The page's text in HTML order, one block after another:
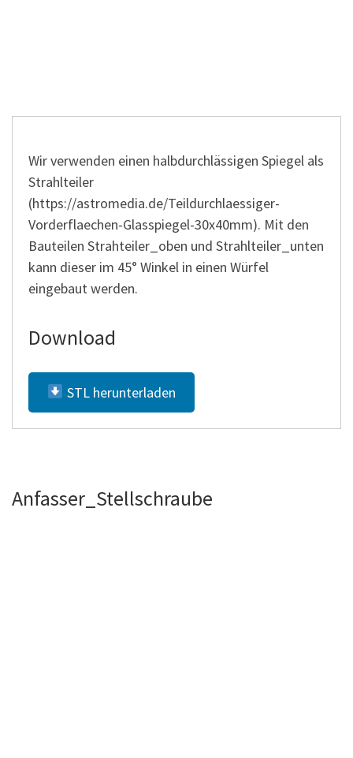
Wir verwenden einen halbdurchlässigen Spiegel als
Strahlteiler
(https://astromedia.de/Teildurchlaessiger-
Vorderflaechen-Glasspiegel-30x40mm). Mit den
Bauteilen Strahteiler_oben und Strahlteiler_unten
kann dieser im 45° Winkel in einen Würfel
eingebaut werden.
Download
STL herunterladen
Anfasser_Stellschraube